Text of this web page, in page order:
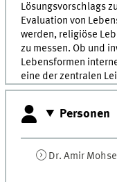
Lösungsvorschlags
Evaluation von
werden, religiöse
zu messen. Ob und
Lebensformen
eine der zentralen
Personen
Dr. Amir